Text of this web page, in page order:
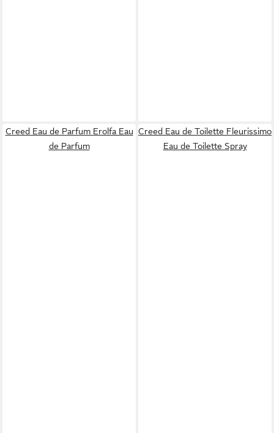
Creed Eau de Parfum Erolfa Eau
de Parfum
Creed Eau de Toilette Fleurissimo
Eau de Toilette Spray